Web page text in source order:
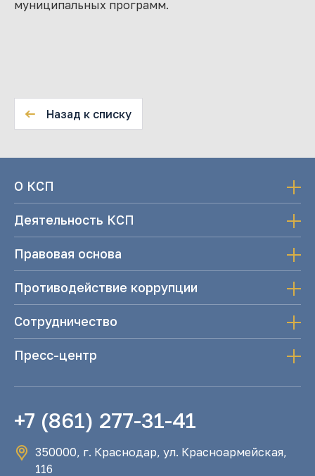
муниципальных программ.
Назад к списку
О КСП
Деятельность КСП
Правовая основа
Противодействие коррупции
Сотрудничество
Пресс-центр
+7 (861) 277-31-41
350000, г. Краснодар, ул. Красноармейская,
116